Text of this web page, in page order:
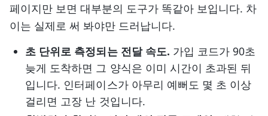
페이지만 보면 대부분의 도구가 똑같아 보입니다. 차
이는 실제로 써 봐야만 드러납니다.
초 단위로 측정되는 전달 속도. 가입 코드가 90초
늦게 도착하면 그 양식은 이미 시간이 초과된 뒤
입니다. 인터페이스가 아무리 예뻐도 몇 초 이상
걸리면 고장 난 것입니다.